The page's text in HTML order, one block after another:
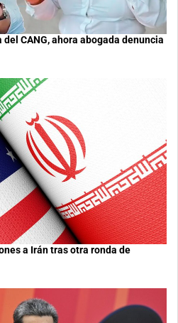
CANG, ahora abogada denuncia
a Irán tras otra ronda de